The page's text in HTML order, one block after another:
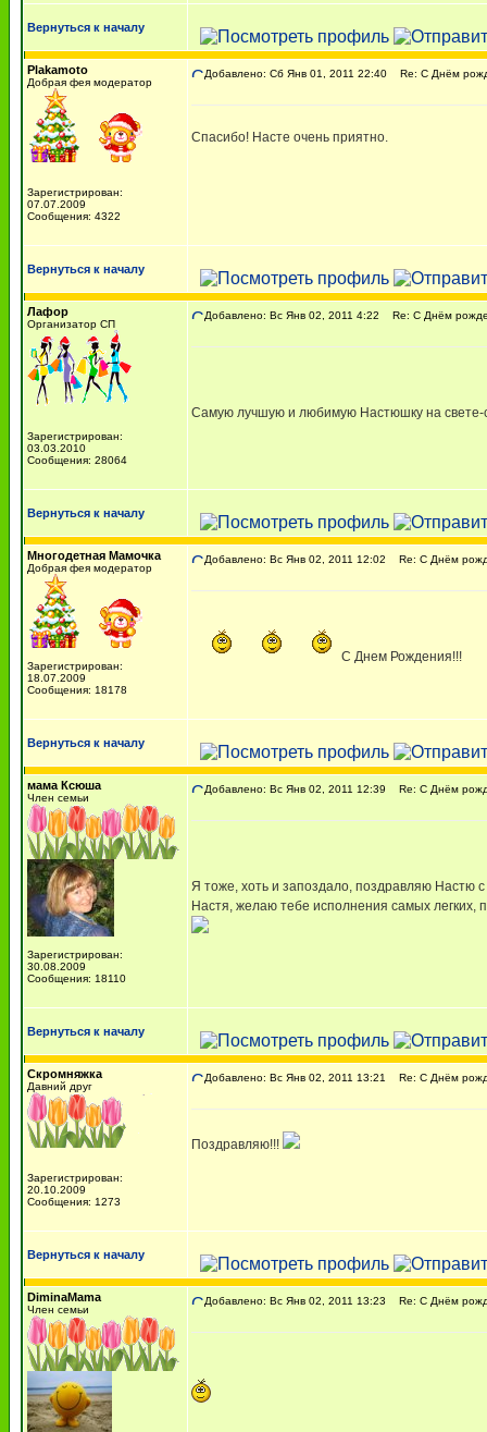
Вернуться к началу
Plakamoto
Добрая фея модератор
Зарегистрирован:
07.07.2009
Сообщения: 4322
Добавлено: Сб Янв 01, 2011 22:40 Re: С Днём
Спасибо! Насте очень приятно.
Вернуться к началу
Лафор
Организатор СП
Зарегистрирован:
03.03.2010
Сообщения: 28064
Добавлено: Вс Янв 02, 2011 4:22 Re: С Днём
Самую лучшую и любимую Настюшку на
Вернуться к началу
Многодетная Мамочка
Добрая фея модератор
Зарегистрирован:
18.07.2009
Сообщения: 18178
Добавлено: Вс Янв 02, 2011 12:02 Re: С Днём
С Днем Рождения!!!
Вернуться к началу
мама Ксюша
Член семьи
Зарегистрирован:
30.08.2009
Сообщения: 18110
Добавлено: Вс Янв 02, 2011 12:39 Re: С Днём
Я тоже, хоть и запоздало, поздравляю Настю
Настя, желаю тебе исполнения самых легких,
Вернуться к началу
Скромняжка
Давний друг
Зарегистрирован:
20.10.2009
Сообщения: 1273
Добавлено: Вс Янв 02, 2011 13:21 Re: С Днём
Поздравляю!!!
Вернуться к началу
DiminaMama
Член семьи
Добавлено: Вс Янв 02, 2011 13:23 Re: С Днём